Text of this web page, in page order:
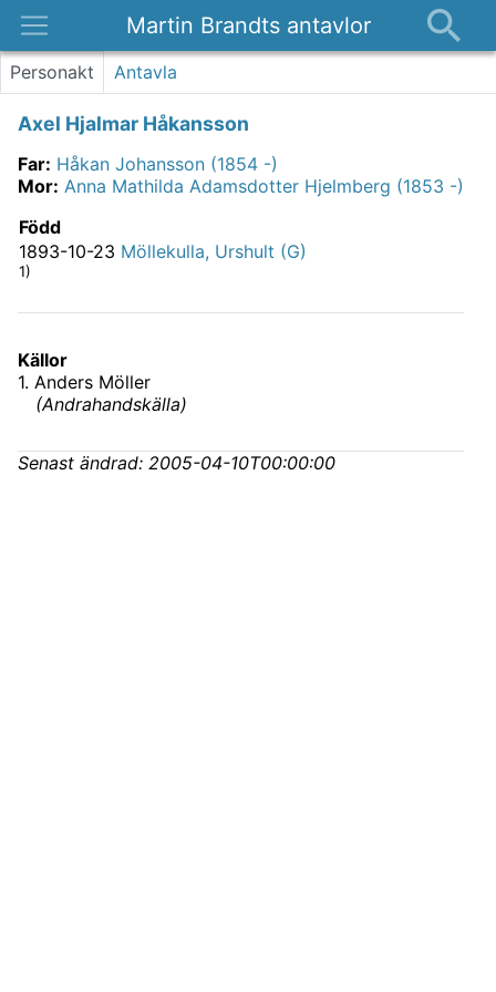
Martin Brandts antavlor
Platser
Kontakt
Personakt Antavla
Axel Hjalmar Håkansson
Far: Håkan Johansson (1854 -)
Mor: Anna Mathilda Adamsdotter Hjelmberg (1853 -)
Född
1893-10-23 Möllekulla, Urshult (G)
1)
Källor
1. Anders Möller
(Andrahandskälla)
Senast ändrad: 2005-04-10T00:00:00